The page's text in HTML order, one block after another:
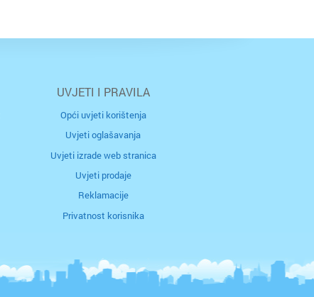
UVJETI I PRAVILA
Opći uvjeti korištenja
Uvjeti oglašavanja
Uvjeti izrade web stranica
Uvjeti prodaje
Reklamacije
Privatnost korisnika